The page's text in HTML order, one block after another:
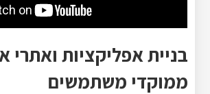
בניית אפליקציות ואתרי
ממוקדי משתמשים